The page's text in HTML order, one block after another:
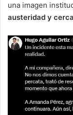
una imagen
austeridad y